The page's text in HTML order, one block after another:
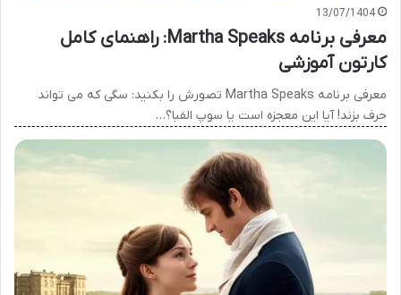
13/07/1404
معرفی برنامه Martha Speaks: راهنمای کامل
کارتون آموزشی
معرفی برنامه Martha Speaks تصورش را بکنید: سگی که می تواند
حرف بزند! آیا این معجزه است یا سوپ الفبا؟…